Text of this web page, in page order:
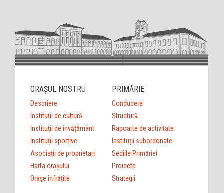
ORAȘUL NOSTRU
Descriere
Instituții de cultură
Instituții de învățământ
Instituții sportive
Asociații de proprietari
Harta orașului
Orașe înfrățite
PRIMĂRIE
Conducere
Structură
Rapoarte de activitate
Instituții subordonate
Sediile Primăriei
Proiecte
Strategii